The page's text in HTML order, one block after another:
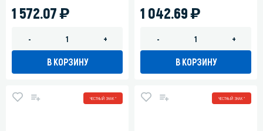
1 572.07)
- +
В КОРЗИНУ
1 042.69)
- +
В КОРЗИНУ
ЧЕСТНЫЙ ЗНАК * ЧЕСТНЫЙ ЗНАК *